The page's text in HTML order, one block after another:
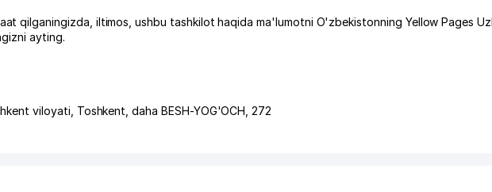
qilganingizda, iltimos, ushbu tashkilot haqida ma'lumotni O'zbekistonning Yellow Pages
ayting.
viloyati Toshkent ,daha BESH-YOG'OCH , 272